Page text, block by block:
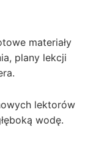
materiały
plany lekcji
lektorów
wodę.